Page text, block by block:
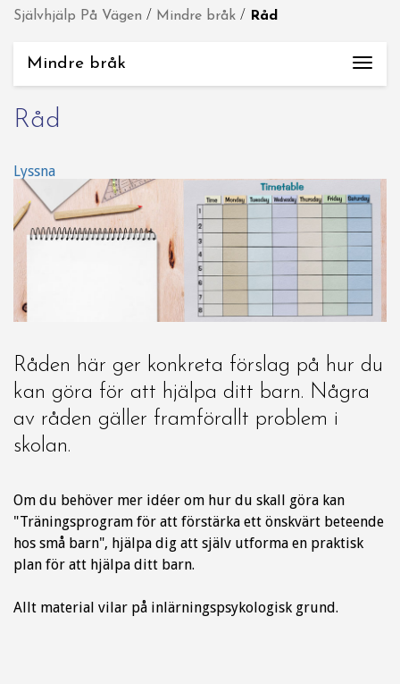
Självhjälp På Vägen / Mindre bråk / Råd
Mindre bråk
Råd
Lyssna
Råden här ger konkreta förslag på hur du
kan göra för att hjälpa ditt barn. Några
av råden gäller framförallt problem i
skolan.
Om du behöver mer idéer om hur du skall göra kan
"Träningsprogram för att förstärka ett önskvärt beteende
hos små barn", hjälpa dig att själv utforma en praktisk
plan för att hjälpa ditt barn.
Allt material vilar på inlärningspsykologisk grund.